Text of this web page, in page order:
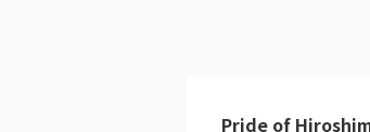
Pride of